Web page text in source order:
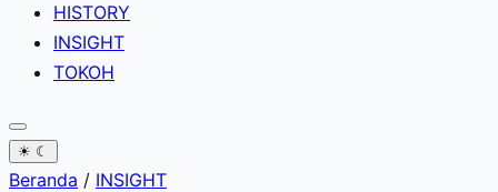
HISTORY
INSIGHT
TOKOH
☀ ☾
Beranda / INSIGHT